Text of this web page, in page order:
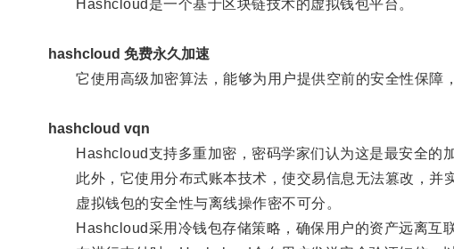
Hashcloud是一个基于区块链技术的虚拟钱包平台。
hashcloud 免费永久加速
它使用高级加密算法，能够为用户提供空前的安全性保障
hashcloud vqn
Hashcloud支持多重加密，密码学家们认为这是最安全的加
此外，它使用分布式账本技术，使交易信息无法篡改，并
虚拟钱包的安全性与离线操作密不可分。
Hashcloud采用冷钱包存储策略，确保用户的资产远离互联